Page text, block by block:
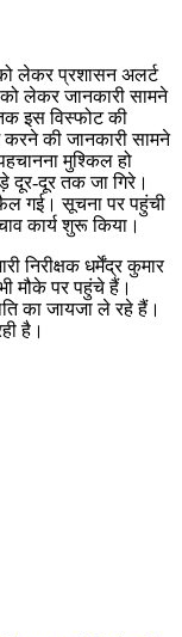
लेकर प्रशासन अलर्ट
लेकर जानकारी सामने
इस विस्फोट की
की जानकारी सामने
मुश्किल हो
दूर-दूर तक जा गिरे।
गई। सूचना पर पहुंची
कार्य शुरू किया।
निरीक्षक धर्मेंद्र कुमार
मौके पर पहुंचे हैं।
का जायजा ले रहे हैं।
है।